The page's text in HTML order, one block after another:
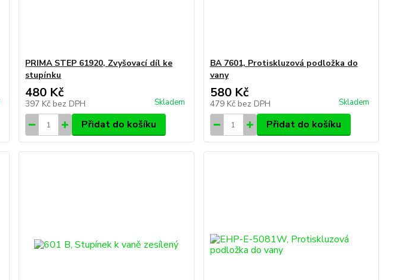
PRIMA STEP 61920, Zvyšovací díl ke
stupínku
480 Kč
397 Kč bez DPH Skladem
Přidat do košíku
BA 7601, Protiskluzová podložka do
vany
580 Kč
479 Kč bez DPH Skladem
Přidat do košíku